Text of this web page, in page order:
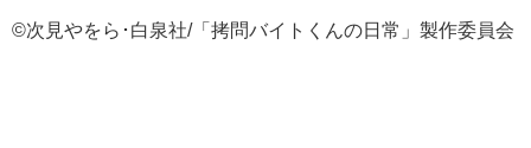
©次見やをら･白泉社/「拷問バイトくんの日常」製作委員会